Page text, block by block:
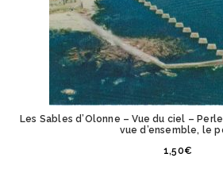
Les Sables d’Olonne – Vue du ciel –
vue d’ensemble, le
1,50€